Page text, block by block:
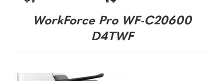
WorkForce Pro WF-C20600
D4TWF